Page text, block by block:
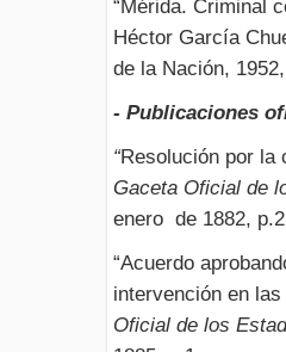
“Mérida. Criminal
Héctor García
de la Nación,
- Publicaciones
“Resolución por la
Gaceta Oficial de
enero de 1882,
“Acuerdo
intervención en
Oficial de los